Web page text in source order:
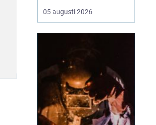
husbilsliv. När en husbil
används som både
05 augusti 2026